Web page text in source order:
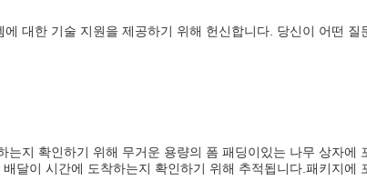
대한 기술 지원을 제공하기 위해 헌신합니다. 당신이 어떤 질
지 확인하기 위해 무거운 용량의 폼 패딩이있는 나무 상자에
달이 시간에 도착하는지 확인하기 위해 추적됩니다.패키지에